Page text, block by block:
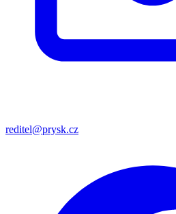
reditel@prysk.cz